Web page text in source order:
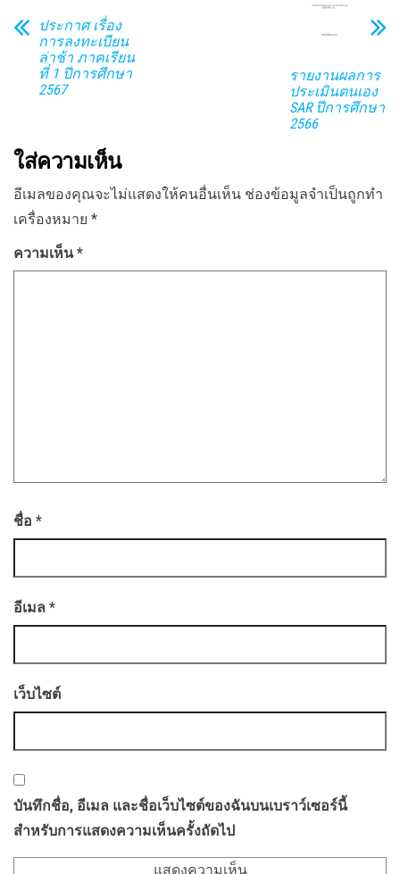
ประกาศ เรื่อง
การลงทะเบียน
ล่าช้า ภาคเรียน
ที่ 1 ปีการศึกษา
2567
รายงานผลการ
ประเมินตนเอง
SAR ปีการศึกษา
2566
ใส่ความเห็น
อีเมลของคุณจะไม่แสดงให้คนอื่นเห็น ช่องข้อมูลจำเป็นถูกทำ
เครื่องหมาย *
ความเห็น*
ชื่อ *
อีเมล *
เว็บไซต์
บันทึกชื่อ, อีเมล และชื่อเว็บไซต์ของฉันบนเบราว์เซอร์นี้
สำหรับการแสดงความเห็นครั้งถัดไป